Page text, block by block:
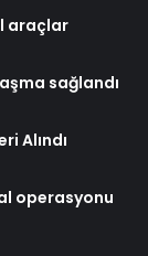
araçlar
sağlandı
Alındı
operasyonu